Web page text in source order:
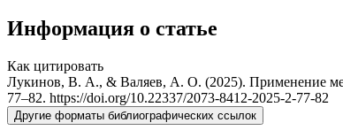
Информация о статье
Как цитировать
Лукинов, В. А., & Валяев, А. О. (2025). Применение
77–82. https://doi.org/10.22337/2073-8412-2025-2-77-82
Другие форматы библиографических ссылок